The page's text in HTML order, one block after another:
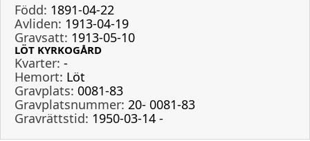
Född: 1891-04-22
Avliden: 1913-04-19
Gravsatt: 1913-05-10
LÖT KYRKOGÅRD
Kvarter: -
Hemort: Löt
Gravplats: 0081-83
Gravplatsnummer: 20- 0081-83
Gravrättstid: 1950-03-14 -